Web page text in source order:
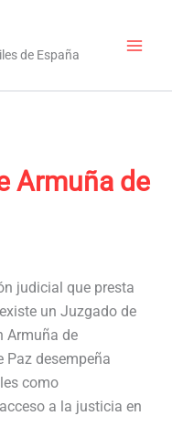
de España
Armuña de
judicial que presta
un Juzgado de
Armuña de
Paz desempeña
como
a la justicia en